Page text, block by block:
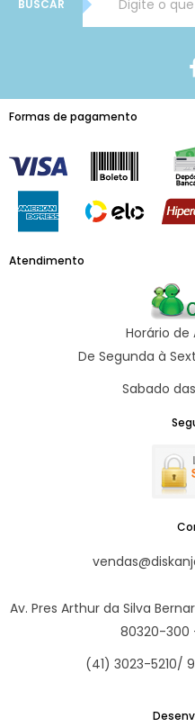
BUSCAR
Formas de pagamento
Atendimento
Horário
De Segunda à
Sabado
Av. Pres Arthur da Silva
80320-300
(41) 3023-5210/